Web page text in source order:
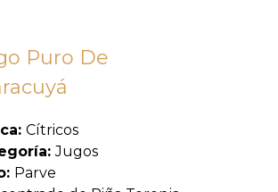
Puro De
Cítricos
Jugos
Parve